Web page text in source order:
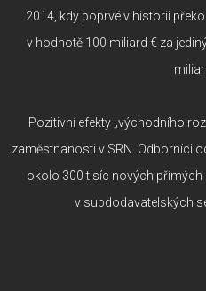
2014, kdy poprvé v historii
v hodnotě 100 miliard € za
Pozitivní efekty „východního
zaměstnanosti v SRN. Odborníci
okolo 300 tisíc nových
v subdodavatelských